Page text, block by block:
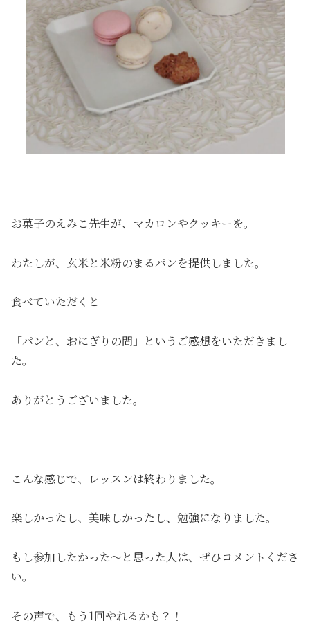
お菓子のえみこ先生が、マカロンやクッキーを。
わたしが、玄米と米粉のまるパンを提供しました。
食べていただくと
「パンと、おにぎりの間」というご感想をいただきまし
た。
ありがとうございました。
こんな感じで、レッスンは終わりました。
楽しかったし、美味しかったし、勉強になりました。
もし参加したかった～と思った人は、ぜひコメントくださ
い。
その声で、もう1回やれるかも？！